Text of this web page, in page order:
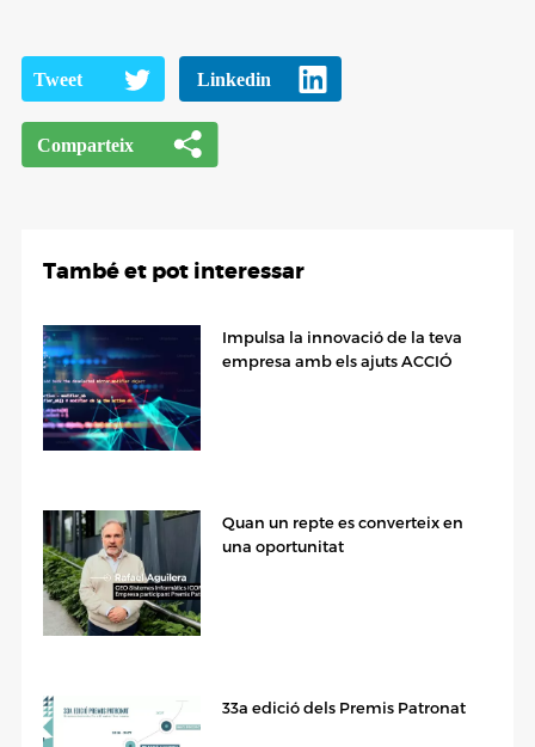
També et pot interessar
Impulsa la innovació de la teva
empresa amb els ajuts ACCIÓ
Quan un repte es converteix en
una oportunitat
33a edició dels Premis Patronat